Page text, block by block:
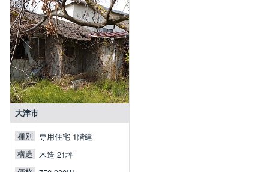
大津市
種別 専用住宅 1階建
構造 木造 21坪